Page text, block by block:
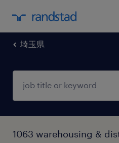
埼玉県
1063 warehousing &